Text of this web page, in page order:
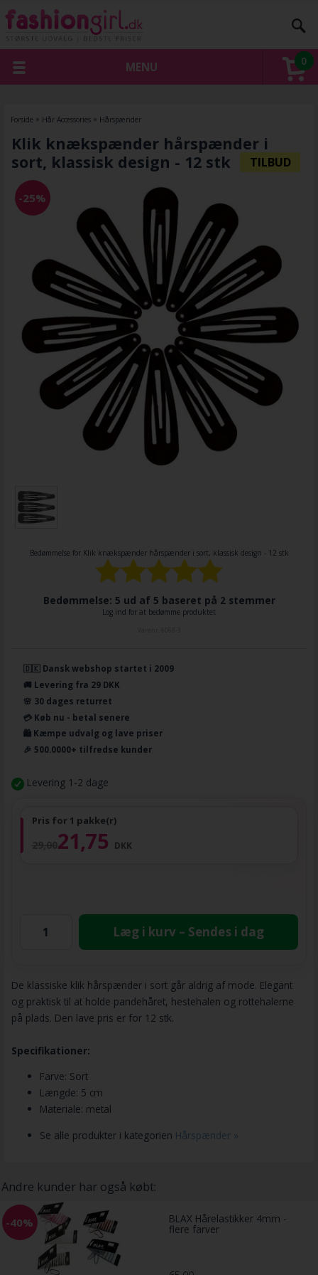
0
MENU
Forside » Hår Accessories» Hårspænder
Klik knækspænder hårspænder i
sort, klassisk design - 12 stk
-25%
Bedømmelse for Klik knækspænder hårspænder i sort, klassisk design - 12 stk
Bedømmelse: 5 ud af 5 baseret på 2stemmer
Log ind for at bedømme produktet
🇩🇰 Dansk webshop startet i 2009
🚚 Levering fra 29 DKK
🌸 30 dages returret
💳 Køb nu - betal senere
🛍️ Kæmpe udvalg og lave priser
🎉 500.0000+ tilfredse kunder
Levering 1-2 dage
Pris for 1 pakke(r)
21,75 DKK
Læg i kurv – Sendes i dag
De klassiske klik hårspænder i sort går aldrig af mode. Elegant
og praktisk til at holde pandehåret, hestehalen og rottehalerne
på plads. Den lave pris er for 12 stk.
Specifikationer:
Farve: Sort
Længde: 5 cm
Materiale: metal
Se alle produkter i kategorien Hårspænder »
Andre kunder har også købt:
-40% BLAX Hårelastikker 4mm -
flere farver